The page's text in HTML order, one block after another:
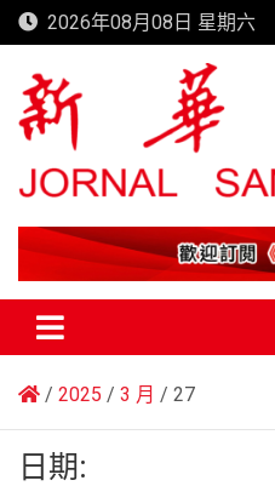
Skip
to
content
2026年08月08日 星期六
新華澳報
2025 3 月 27
日期: